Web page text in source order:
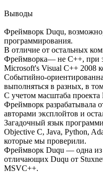
Выводы
Фреймворк Duqu,
программирования.
В отличие от остальных
Фреймворка— не C++, при
Microsoft's Visual C++ 2008
Событийно-
выполняться в разных, в
С учетом масштаба
Фреймворк разрабатывала
авторами эксплойтов и
Загадочный язык
Objective C, Java, Python,
которые мы проверили.
Фреймворк Duqu — одна из
отличающих Duqu от
MSVC++.